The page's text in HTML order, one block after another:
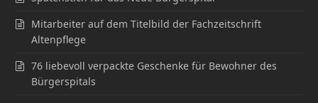
Mitarbeiter auf dem Titelbild der Fachzeitschrift
Altenpflege
76 liebevoll verpackte Geschenke für Bewohner des
Bürgerspitals